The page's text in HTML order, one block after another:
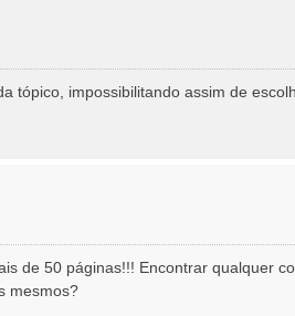
tópico, impossibilitando assim de
de 50 páginas!!! Encontrar qualquer
mesmos?